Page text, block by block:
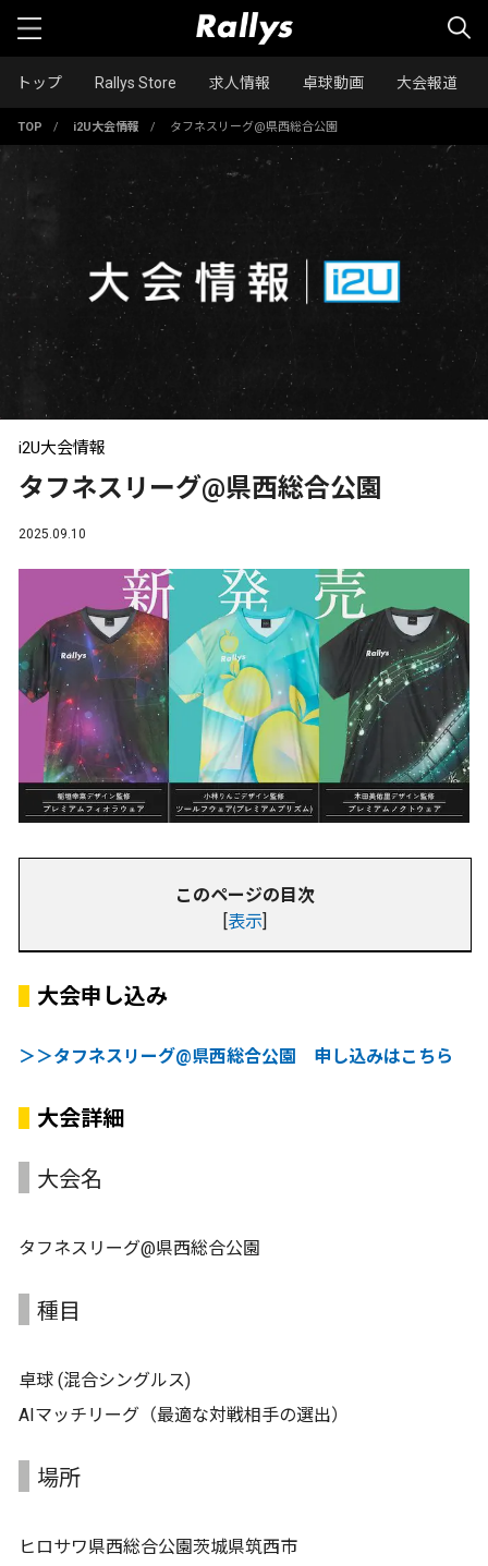
トップ Rallys Store 求人情報 卓球動画 大会報道
TOP / i2U大会情報 / タフネスリーグ@県西総合公園
i2U大会情報
タフネスリーグ@県西総合公園
2025.09.10
このページの目次
[表示]
大会申し込み
＞＞タフネスリーグ@県西総合公園 申し込みはこちら
大会詳細
大会名
タフネスリーグ@県西総合公園
種目
卓球 (混合シングルス)
AIマッチリーグ（最適な対戦相手の選出）
場所
ヒロサワ県西総合公園茨城県筑西市